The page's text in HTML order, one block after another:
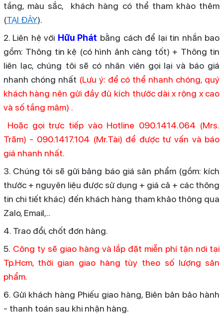
tầng, màu sắc, khách hàng có thể tham khào thêm
(TẠI ĐÂY).
2. Liên hệ với Hữu Phát bằng cách để lại tin nhắn bao
gồm: Thông tin kệ (có hình ảnh càng tốt) + Thông tin
liên lạc, chúng tôi sẽ có nhân viên gọi lại và báo giá
nhanh chóng nhất (Lưu ý: để có thể nhanh chóng, quý
khách hàng nên gửi đầy đủ kích thước dài x rộng x cao
và số tầng mâm) .
Hoặc gọi trực tiếp vào Hotline 090.1414.064 (Mrs.
Trăm) - 090.1417.104 (Mr.Tài) để được tư vấn và báo
giá nhanh nhất.
3. Chúng tôi sẽ gửi bảng báo giá sản phẩm (gồm: kích
thước + nguyên liệu được sử dụng + giá cả + các thông
tin chi tiết khác) đến khách hàng tham khảo thông qua
Zalo, Email,..
4. Trao đổi, chốt đơn hàng.
5. Công ty sẽ giao hàng và lắp đặt miễn phí tận nơi tại
Tp.Hcm, thời gian giao hàng tùy theo số lượng sản
phẩm.
6. Gửi khách hàng Phiếu giao hàng, Biên bản bảo hành
- thanh toán sau khi nhận hàng.